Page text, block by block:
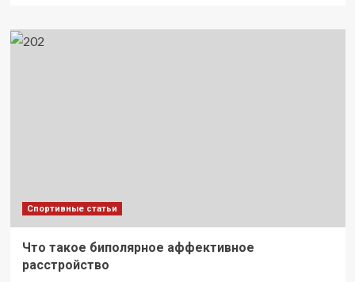
Почему
Спортивные статьи
Что такое биполярное аффективное
расстройство